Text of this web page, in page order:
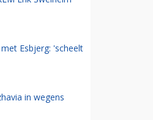
Esbjerg: 'scheelt
in wegens